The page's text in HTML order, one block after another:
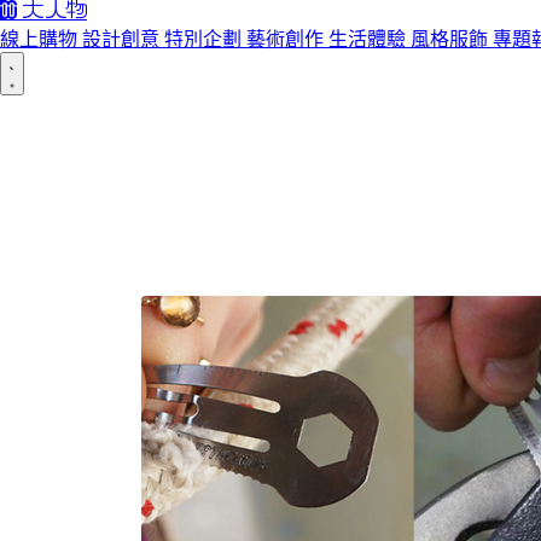
線上購物 設計創意 特別企劃 藝術創作 生活體驗 風格服飾 專題